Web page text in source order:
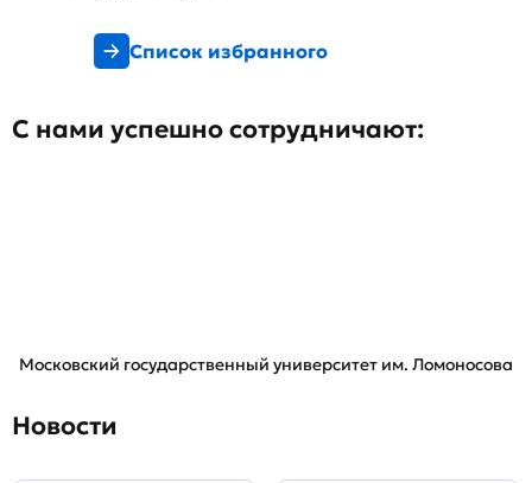
Список избранного
С нами успешно сотрудничают:
Московский государственный университет им. Ломоносова
Новости